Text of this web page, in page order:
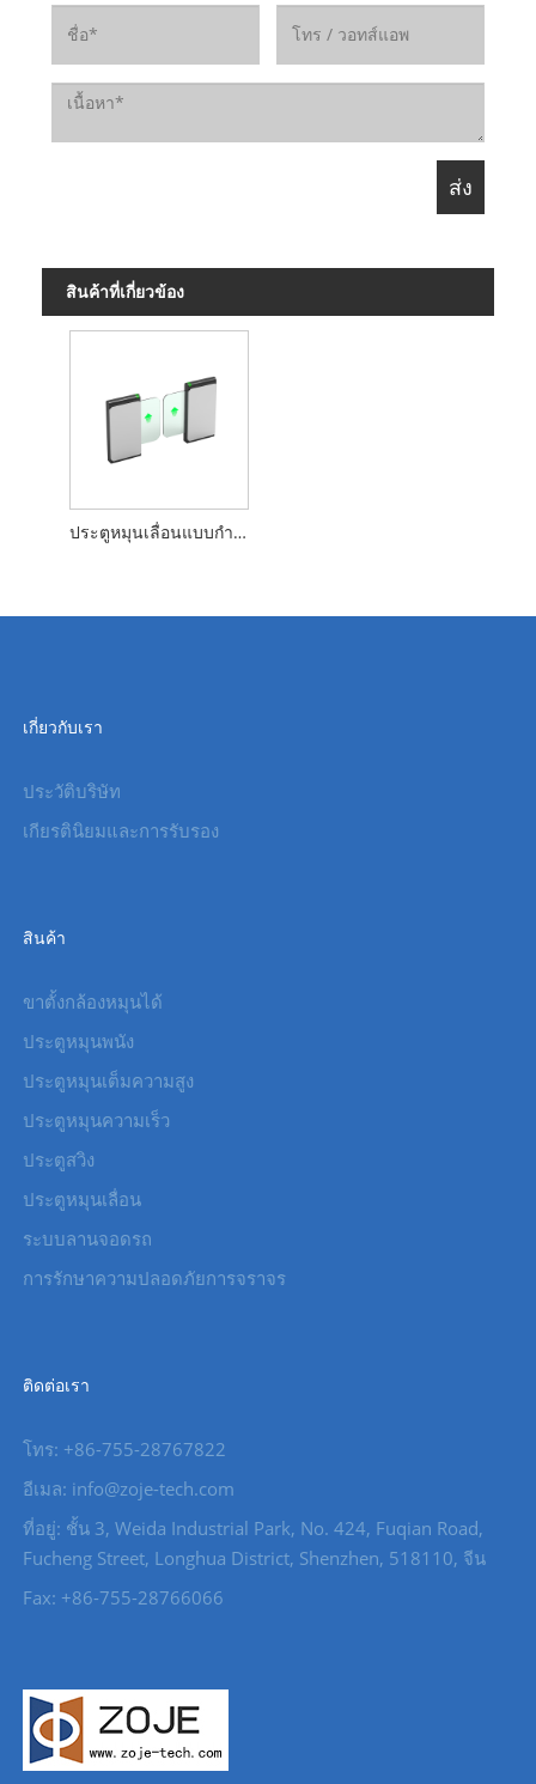
สินค้าที่เกี่ยวข้อง
ประตูหมุนเลื่อนแบบกำหนดเอง
เกี่ยวกับเรา
ประวัติบริษัท
เกียรตินิยมและการรับรอง
สินค้า
ขาตั้งกล้องหมุนได้
ประตูหมุนพนัง
ประตูหมุนเต็มความสูง
ประตูหมุนความเร็ว
ประตูสวิง
ประตูหมุนเลื่อน
ระบบลานจอดรถ
การรักษาความปลอดภัยการจราจร
ติดต่อเรา
โทร: +86-755-28767822
อีเมล: info@zoje-tech.com
ที่อยู่: ชั้น 3, Weida Industrial Park, No. 424, Fuqian Road,
Fucheng Street, Longhua District, Shenzhen, 518110, จีน
Fax: +86-755-28766066